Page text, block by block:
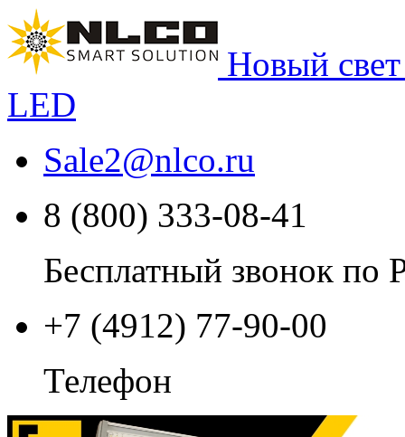
Новый
LED
Sale2@nlco.ru
8 (800) 333-08-41
Бесплатный звонок по
+7 (4912) 77-90-00
Телефон